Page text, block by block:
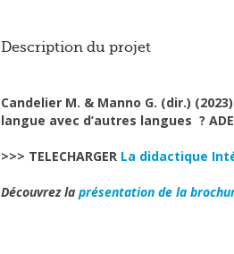
Description du projet
Candelier M. & Manno G. (dir.)
langue avec d’autres langues ?
>>> TELECHARGER La didactique
Découvrez la présentation de la